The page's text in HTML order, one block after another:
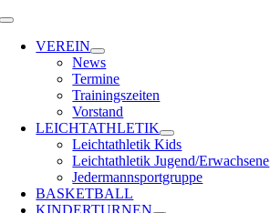
Zum
springen
Toggle
NavigationVEREIN
News
Termine
Trainingszeiten
Vorstand
LEICHTATHLETIK
Leichtathletik Kids
Leichtathletik Jugend/Erwachsene
Jedermannsportgruppe
BASKETBALL
KINDERTURNEN